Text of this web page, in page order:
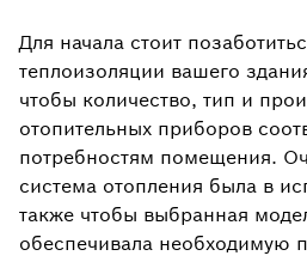
Для начала стоит
теплоизоляции вашего
чтобы количество, тип и
отопительных приборов
потребностям помещения.
система отопления была в
также чтобы выбранная
обеспечивала необходимую